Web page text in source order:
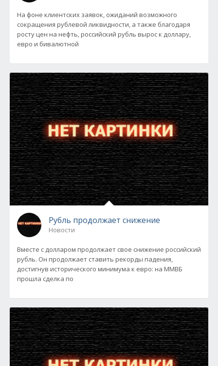
На фоне клиентских заявок, ожиданий возможного
сокращения рублевой ликвидности, а также благодаря
росту цен на нефть, российский рубль вырос к доллару,
евро и бивалютной
Рубль продолжает снижение
Новости
Вместе с долларом продолжает свое снижение российский
рубль. Он продолжает ставить рекорды падения,
достигнув исторического минимума к евро: на ММВБ
прошла сделка по